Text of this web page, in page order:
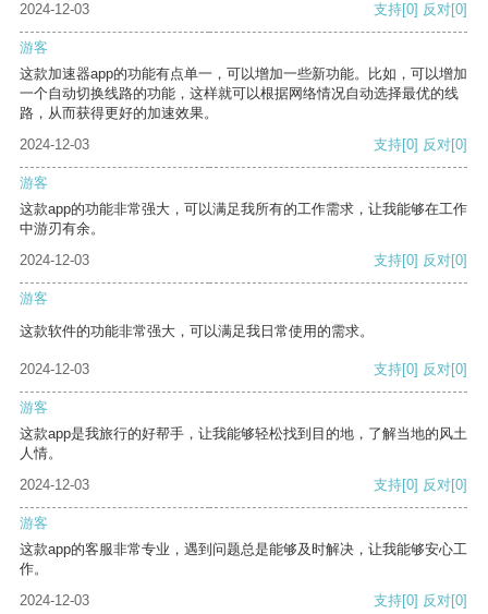
2024-12-03
支持[0] 反对[0]
游客
这款加速器app的功能有点单一，可以增加一些新功能。比如，可以增加
一个自动切换线路的功能，这样就可以根据网络情况自动选择最优的线
路，从而获得更好的加速效果。
2024-12-03
支持[0] 反对[0]
游客
这款app的功能非常强大，可以满足我所有的工作需求，让我能够在工作
中游刃有余。
2024-12-03
支持[0] 反对[0]
游客
这款软件的功能非常强大，可以满足我日常使用的需求。
2024-12-03 支持[0] 反对[0]
游客
这款app是我旅行的好帮手，让我能够轻松找到目的地，了解当地的风土
人情。
2024-12-03
支持[0] 反对[0]
游客
这款app的客服非常专业，遇到问题总是能够及时解决，让我能够安心工
作。
2024-12-03
支持[0] 反对[0]